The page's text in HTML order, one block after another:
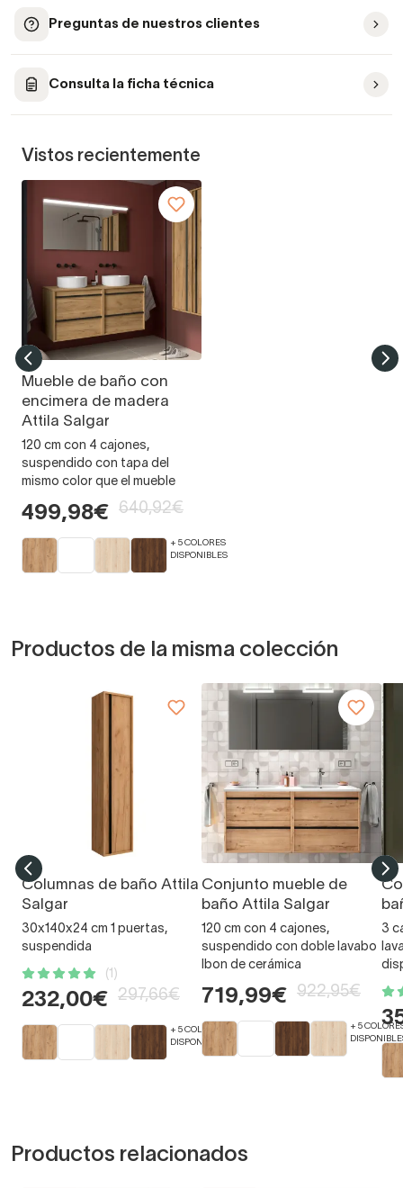
Preguntas de nuestros clientes
Consulta la ficha técnica
Vistos recientemente
Mueble de baño con
encimera de madera
Attila Salgar
120 cm con 4 cajones,
suspendido con tapa del
mismo color que el mueble
499,98€ 640,92€
+ 5 COLORES
DISPONIBLES
Productos de la misma colección
Columnas de baño Attila
Salgar
30x140x24 cm 1 puertas,
suspendida
(1)
232,00€ 297,66€
+ 5 COLORES
DISPONIBLES
Conjunto mueble de
baño Attila Salgar
120 cm con 4 cajones,
suspendido con doble lavabo
Ibon de cerámica
719,99€ 922,95€
+ 5
3
Productos relacionados